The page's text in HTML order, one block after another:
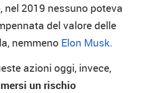
nel 2019 nessuno poteva
del valore delle
nemmeno Elon Musk.
azioni oggi, invece,
un rischio